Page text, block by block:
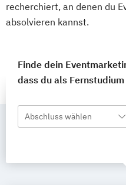
recherchiert, an denen du
absolvieren kannst.
Finde dein
dass du als
Abschluss wählen